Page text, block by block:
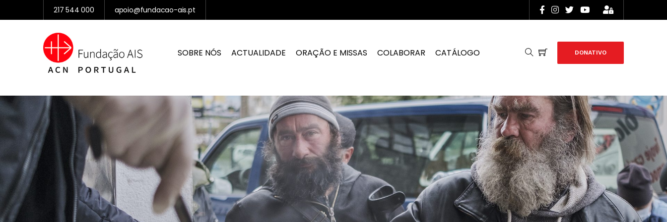
217 544 000 apoio@fundacao-ais.pt
SOBRE NÓS ACTUALIDADE ORAÇÃO E MISSAS COLABORAR CATÁLOGO DONATIVO